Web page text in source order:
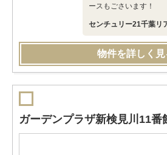
ースもごさいます！
センチュリー21千葉リ
物件を詳しく見
ガーデンプラザ新検見川11番